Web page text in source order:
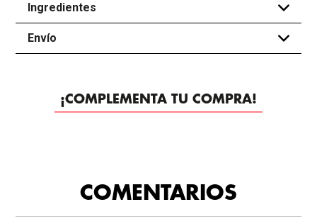
Ingredientes +
Envío +
¡COMPLEMENTA TU COMPRA!
COMENTARIOS